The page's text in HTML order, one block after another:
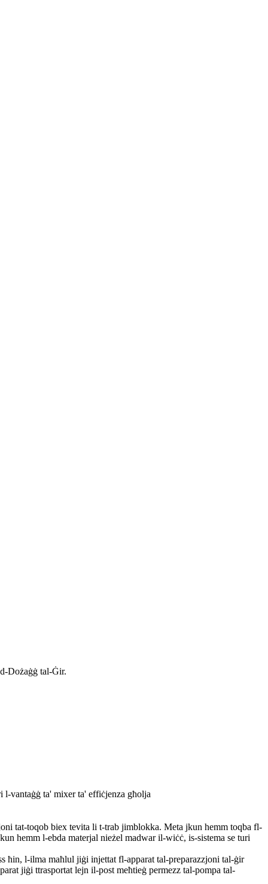
Dożaġġ tal-Ġir.
vantaġġ ta' mixer ta' effiċjenza għolja
tat-toqob biex tevita li t-trab jimblokka. Meta jkun hemm toqba fl-
hemm l-ebda materjal nieżel madwar il-wiċċ, is-sistema se turi
ħin, l-ilma maħlul jiġi injettat fl-apparat tal-preparazzjoni tal-ġir
jiġi ttrasportat lejn il-post meħtieġ permezz tal-pompa tal-